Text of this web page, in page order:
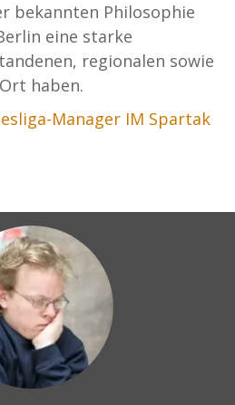
Philosophie
eine starke
regionalen sowie
haben.
Manager IM Spartak